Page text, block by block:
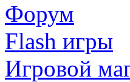
Форум
Flash игры
Игровой